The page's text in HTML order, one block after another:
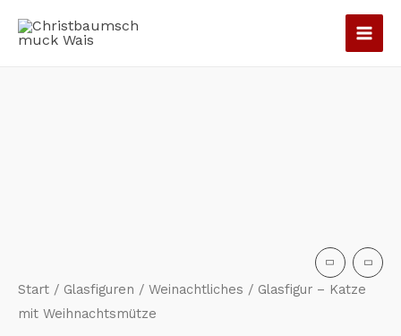
Inhalt
Start / Glasfiguren / Weinachtliches / Glasfigur – Katze
mit Weihnachtsmütze